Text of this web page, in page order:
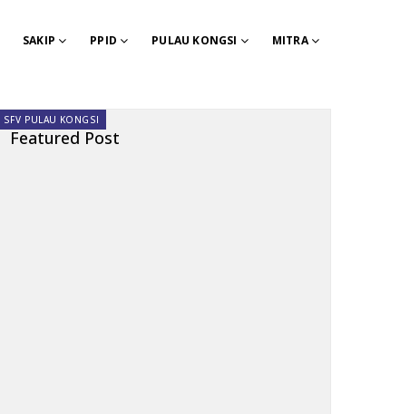
SAKIP PPID PULAU KONGSI MITRA
Featured Post
SFV PULAU KONGSI